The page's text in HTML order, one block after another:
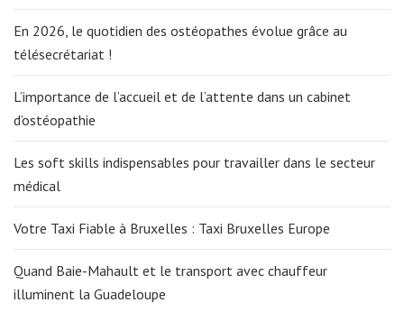
En 2026, le quotidien des ostéopathes évolue grâce au
télésecrétariat !
L’importance de l’accueil et de l’attente dans un cabinet
d’ostéopathie
Les soft skills indispensables pour travailler dans le secteur
médical
Votre Taxi Fiable à Bruxelles : Taxi Bruxelles Europe
Quand Baie-Mahault et le transport avec chauffeur
illuminent la Guadeloupe